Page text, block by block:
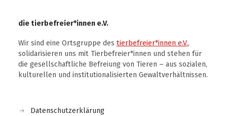
die tierbefreier*innen e.V.
Wir sind eine Ortsgruppe des tierbefreier*innen e.V.,
solidarisieren uns mit Tierbefreier*innen und stehen für
die gesellschaftliche Befreiung von Tieren – aus sozialen,
kulturellen und institutionalisierten Gewaltverhältnissen.
Datenschutzerklärung